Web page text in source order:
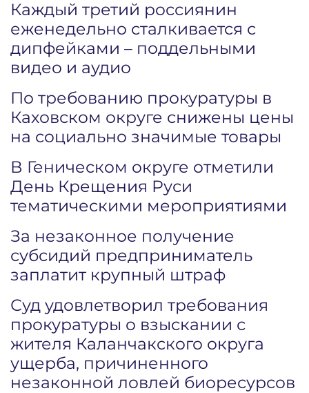
Каждый третий россиянин
еженедельно сталкивается с
дипфейками – поддельными
видео и аудио
По требованию прокуратуры в
Каховском округе снижены цены
на социально значимые товары
В Геническом округе отметили
День Крещения Руси
тематическими мероприятиями
За незаконное получение
субсидий предприниматель
заплатит крупный штраф
Суд удовлетворил требования
прокуратуры о взыскании с
жителя Каланчакского округа
ущерба, причиненного
незаконной ловлей биоресурсов